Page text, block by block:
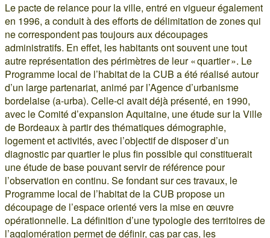
Le pacte de relance pour la ville, entré en vigueur également
en 1996, a conduit à des efforts de délimitation de zones qui
ne correspondent pas toujours aux découpages
administratifs. En effet, les habitants ont souvent une tout
autre représentation des périmètres de leur « quartier ». Le
Programme local de l’habitat de la CUB a été réalisé autour
d’un large partenariat, animé par l’Agence d’urbanisme
bordelaise (a-urba). Celle-ci avait déjà présenté, en 1990,
avec le Comité d’expansion Aquitaine, une étude sur la Ville
de Bordeaux à partir des thématiques démographie,
logement et activités, avec l’objectif de disposer d’un
diagnostic par quartier le plus fin possible qui constituerait
une étude de base pouvant servir de référence pour
l’observation en continu. Se fondant sur ces travaux, le
Programme local de l’habitat de la CUB propose un
découpage de l’espace orienté vers la mise en œuvre
opérationnelle. La définition d’une typologie des territoires de
l’agglomération permet de définir, cas par cas, les